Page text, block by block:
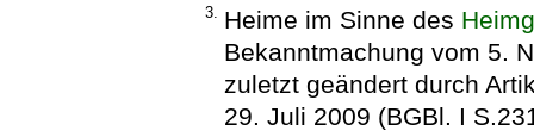
3. Heime im Sinne des
Bekanntmachung vom 5.
zuletzt geändert durch
29. Juli 2009 (BGBl. I